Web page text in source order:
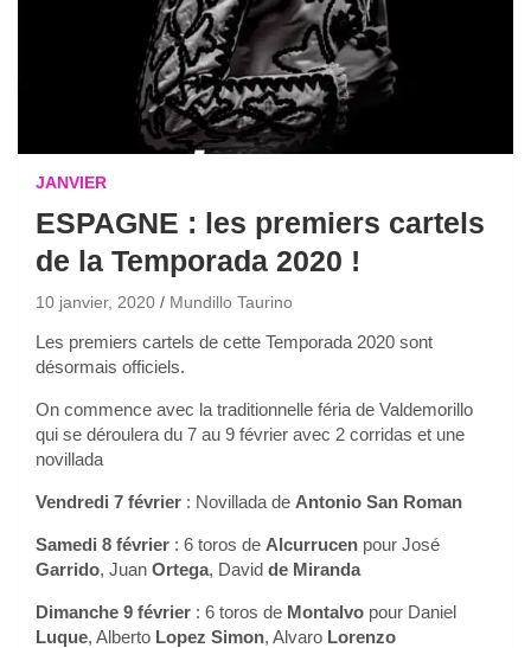
JANVIER
ESPAGNE : les premiers cartels
de la Temporada 2020 !
10 janvier, 2020 Mundillo Taurino
Les premiers cartels de cette Temporada 2020 sont
désormais officiels.
On commence avec la traditionnelle féria de Valdemorillo
qui se déroulera du 7 au 9 février avec 2 corridas et une
novillada
Vendredi 7 février : Novillada de Antonio San Roman
Samedi 8 février : 6 toros de Alcurrucen pour José
Garrido, Juan Ortega, David de Miranda
Dimanche 9 février : 6 toros de Montalvo pour Daniel
Luque, Alberto Lopez Simon, Alvaro Lorenzo